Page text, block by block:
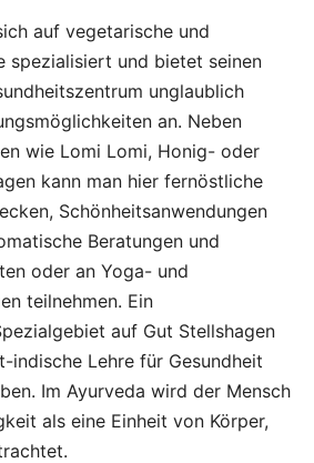
auf vegetarische und
spezialisiert und bietet seinen
unglaublich
an. Neben
wie Lomi Lomi, Honig- oder
kann man hier fernöstliche
Schönheitsanwendungen
Beratungen und
oder an Yoga- und
teilnehmen. Ein
auf Gut Stellshagen
indische Lehre für Gesundheit
Im Ayurveda wird der Mensch
als eine Einheit von Körper,